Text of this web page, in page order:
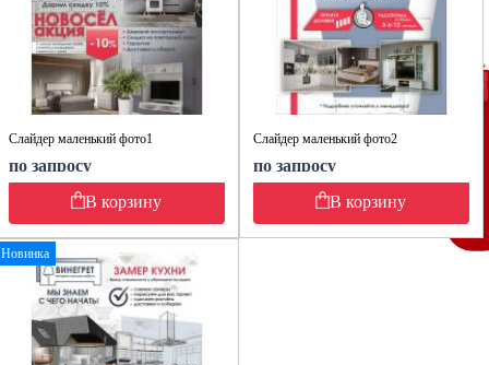
Слайдер маленький фото1
по запросу
В корзину
Слайдер маленький фото2
по запросу
В корзину
Новинка